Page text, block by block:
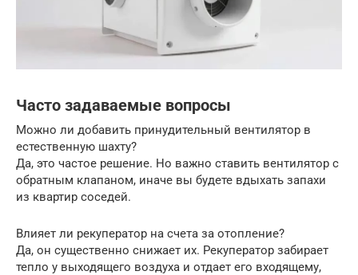
Часто задаваемые вопросы
Можно ли добавить принудительный вентилятор в
естественную шахту?
Да, это частое решение. Но важно ставить вентилятор с
обратным клапаном, иначе вы будете вдыхать запахи
из квартир соседей.
Влияет ли рекуператор на счета за отопление?
Да, он существенно снижает их. Рекуператор забирает
тепло у выходящего воздуха и отдает его входящему,